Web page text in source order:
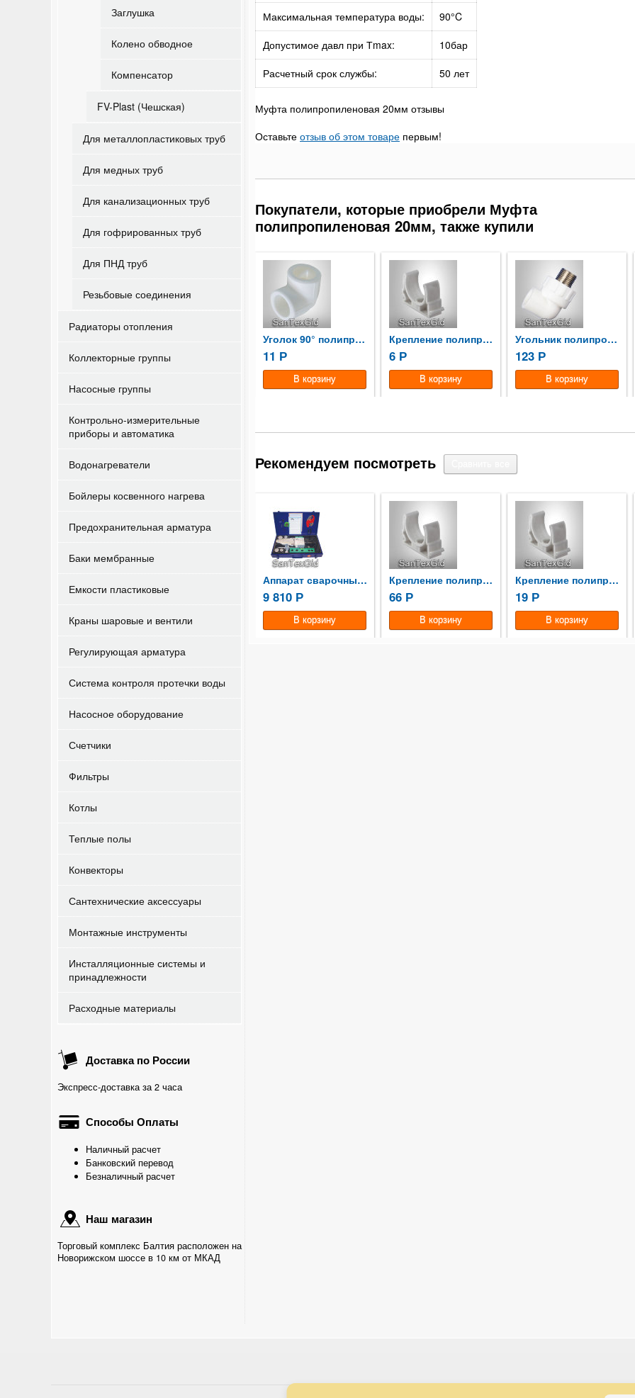
Заглушка
Колено обводное
Компенсатор
FV-Plast (Чешская)
Для металлопластиковых труб
Для медных труб
Для канализационных труб
Для гофрированных труб
Для ПНД труб
Резьбовые соединения
Радиаторы отопления
Коллекторные группы
Насосные группы
Контрольно-измерительные
приборы и автоматика
Водонагреватели
Бойлеры косвенного нагрева
Предохранительная арматура
Баки мембранные
Емкости пластиковые
Краны шаровые и вентили
Регулирующая арматура
Система контроля протечки воды
Насосное оборудование
Счетчики
Фильтры
Котлы
Теплые полы
Конвекторы
Сантехнические аксессуары
Монтажные инструменты
Инсталляционные системы и
принадлежности
Расходные материалы
Доставка по России
Экспресс-доставка за 2 часа
Способы Оплаты
Наличный расчет
Банковский перевод
Безналичный расчет
Наш магазин
Торговый комплекс Балтия расположен на
Новорижском шоссе в 10 км от МКАД
Максимальная температура воды:
90°C
Допустимое давл при Тmax:
10бар
Расчетный срок службы:
50 лет
Муфта полипропиленовая 20мм отзывы
Оставьте отзыв об этом товаре первым!
Покупатели, которые приобрели Муфта
полипропиленовая 20мм, также купили
17Р
Уголок 90° полипропиленовый 20
11 Р
Крепление полипропиленовое 20
6 Р
Угольник полипропиленовый...
123 Р
Рекомендуем посмотреть
30Р
Аппарат сварочный ф20-40...
9 810 Р
Крепление полипропиленовое 63
66 Р
Крепление полипропиленовое 50
19 Р